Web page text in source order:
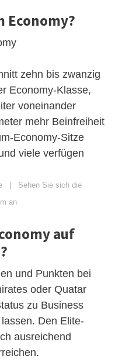
Economy?
zehn bis zwanzig
Economy-Klasse,
voneinander
mehr Beinfreiheit
Economy-Sitze
viele verfügen
| Sehen Sie sich die
an
auf
und Punkten bei
oder Quatar
zu Business
Den Elite-
ausreichend